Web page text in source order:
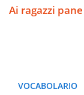
Ai ragazzi
VOCABOLARIO